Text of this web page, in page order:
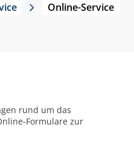
Online-Service
rund um das
Formulare zur